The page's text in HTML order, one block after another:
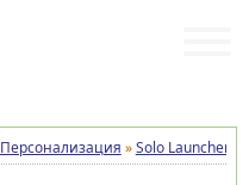
Персонализация »Solo Launcher